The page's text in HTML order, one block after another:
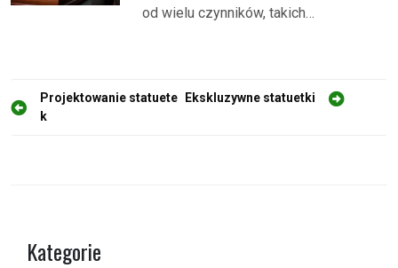
od wielu czynników, takich…
N
Projektowanie statuete
k
Ekskluzywne statuetki
Kategorie